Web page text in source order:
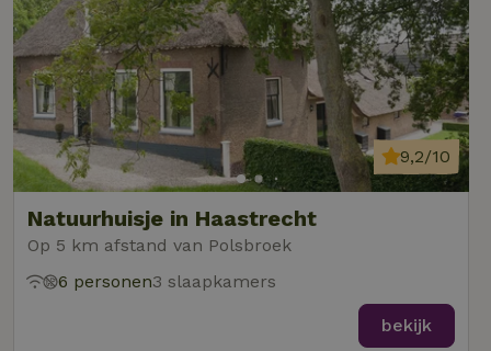
Natuurhuisje in Haastrecht
Op 5 km afstand van Polsbroek
9,2/10
6 personen3 slaapkamers
bekijk